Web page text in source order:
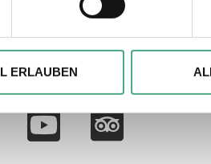
besondere
wir ggfs. Informationen zu Ihrer
ERLAUBEN
zu